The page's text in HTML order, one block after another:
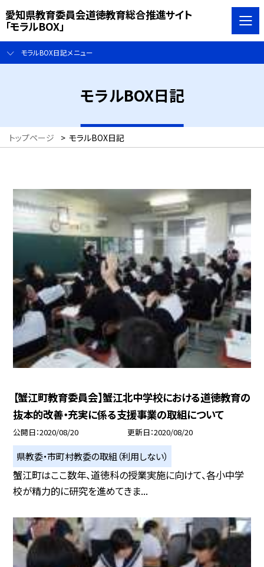
愛知県教育委員会道徳教育総合推進サイト
「モラルBOX」
モラルBOX日記メニュー
モラルBOX日記
トップページ > モラルBOX日記
【蟹江町教育委員会】蟹江北中学校における道徳教育の
抜本的改善・充実に係る支援事業の取組について
公開日 2020/08/20 更新日 2020/08/20
県教委・市町村教委の取組（利用しない）
蟹江町はここ数年、道徳科の授業実施に向けて、各小中学
校が精力的に研究を進めてきま...